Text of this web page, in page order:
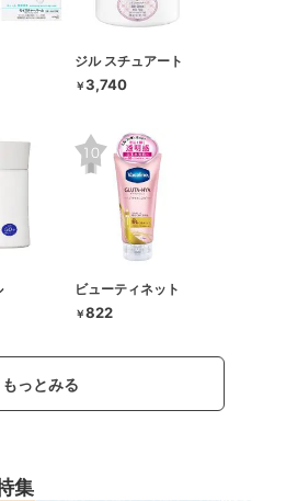
ジル スチュアート
￥3,740
ビューティネット
￥822
もっとみる
集